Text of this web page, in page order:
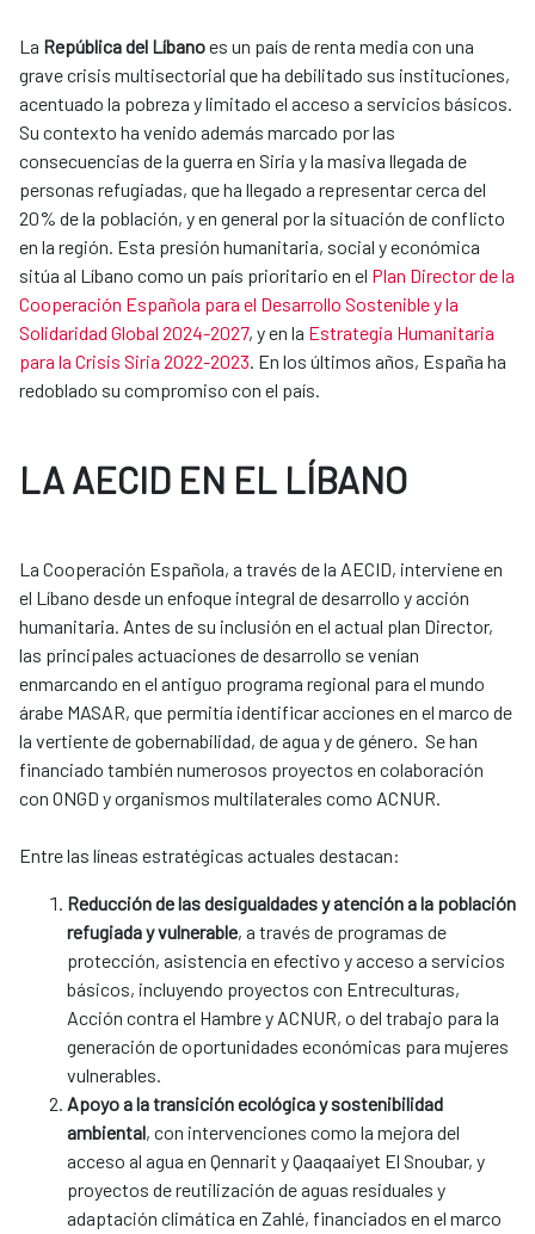
La República del Líbanoes un país de renta media con una
grave crisis multisectorial que ha debilitado sus instituciones,
acentuado la pobreza y limitado el acceso a servicios básicos.
Su contexto ha venido además marcado por las
consecuencias de la guerra en Siria y la masiva llegada de
personas refugiadas, que ha llegado a representar cerca del
20% de la población, y en general por la situación de conflicto
en la región. Esta presión humanitaria, social y económica
sitúa al Líbano como un país prioritario en el Plan Director de la
Cooperación Española para el Desarrollo Sostenible y la
Solidaridad Global 2024-2027, y en la Estrategia Humanitaria
para la Crisis Siria 2022-2023. En los últimos años, España ha
redoblado su compromiso con el país.
LA AECID EN EL LÍBANO
La Cooperación Española, a través de la AECID, interviene en
el Líbano desde un enfoque integral de desarrollo y acción
humanitaria. Antes de su inclusión en el actual plan Director,
las principales actuaciones de desarrollo se venían
enmarcando en el antiguo programa regional para el mundo
árabe MASAR, que permitía identificar acciones en el marco de
la vertiente de gobernabilidad, de agua y de género. Se han
financiado también numerosos proyectos en colaboración
con ONGD y organismos multilaterales como ACNUR.
Entre las líneas estratégicas actuales destacan:
Reducción de las desigualdades y atención a la población
refugiada y vulnerable, a través de programas de
protección, asistencia en efectivo y acceso a servicios
básicos, incluyendo proyectos con Entreculturas,
Acción contra el Hambre y ACNUR, o del trabajo para la
generación de oportunidades económicas para mujeres
vulnerables.
Apoyo a la transición ecológica y sostenibilidad
ambiental, con intervenciones como la mejora del
acceso al agua en Qennarit y Qaaqaaiyet El Snoubar, y
proyectos de reutilización de aguas residuales y
adaptación climática en Zahlé, financiados en el marco